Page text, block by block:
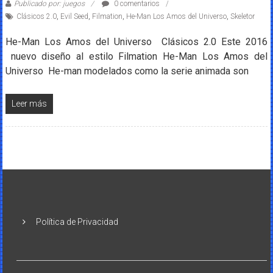
Publicado por: juegos
0 comentarios
Clásicos 2.0, Evil Seed, Filmation, He-Man Los Amos del Universo, Skeletor
He-Man Los Amos del Universo Clásicos 2.0 Este 2016
nuevo diseño al estilo Filmation He-Man Los Amos del
Universo He-man modelados como la serie animada son
Leer más
Política de Privacidad